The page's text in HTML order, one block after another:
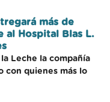
más de
al Hospital Blas L.
Leche la compañía
con quienes más lo